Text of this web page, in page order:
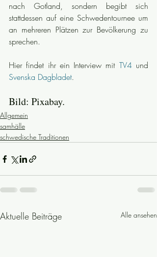
nach Gotland, sondern begibt sich
stattdessen auf eine Schwedentournee um
an mehreren Plätzen zur Bevölkerung zu
sprechen.
Hier findet ihr ein Interview mit TV4
Svenska Dagbladet.
Bild: Pixabay.
Allgemein
samhälle
schwedische Traditionen
Aktuelle Beiträge Alle ansehen